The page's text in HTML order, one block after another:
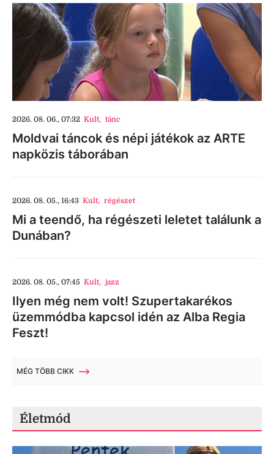
2026. 08. 06., 07:32 Kult, tánc
Moldvai táncok és népi játékok az ARTE
napközis táborában
2026. 08. 05., 16:43 Kult, régészet
Mi a teendő, ha régészeti leletet találunk a
Dunában?
2026. 08. 05., 07:45 Kult, jazz
Ilyen még nem volt! Szupertakarékos
üzemmódba kapcsol idén az Alba Regia
Feszt!
MÉG TÖBB CIKK
Életmód